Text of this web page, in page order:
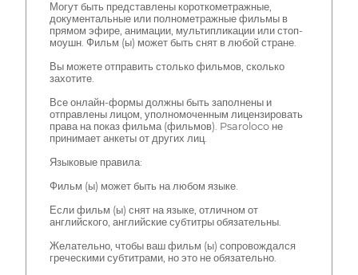
Могут быть представлены короткометражные,
документальные или полнометражные фильмы в
прямом эфире, анимации, мультипликации или стоп-
моушн. Фильм (ы) может быть снят в любой стране.
Вы можете отправить столько фильмов, сколько
захотите.
Все онлайн-формы должны быть заполнены и
отправлены лицом, уполномоченным лицензировать
права на показ фильма (фильмов). Psaroloco не
принимает анкеты от других лиц.
Языковые правила:
Фильм (ы) может быть на любом языке.
Если фильм (ы) снят на языке, отличном от
английского, английские субтитры обязательны.
Желательно, чтобы ваш фильм (ы) сопровождался
греческими субтитрами, но это не обязательно.